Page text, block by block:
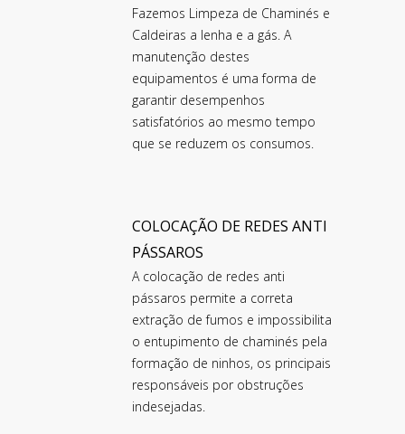
Fazemos Limpeza de Chaminés e
Caldeiras a lenha e a gás. A
manutenção destes
equipamentos é uma forma de
garantir desempenhos
satisfatórios ao mesmo tempo
que se reduzem os consumos.
COLOCAÇÃO DE REDES ANTI
PÁSSAROS
A colocação de redes anti
pássaros permite a correta
extração de fumos e impossibilita
o entupimento de chaminés pela
formação de ninhos, os principais
responsáveis por obstruções
indesejadas.